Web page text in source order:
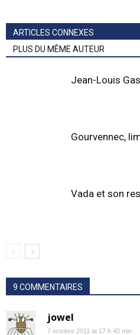
ARTICLES CONNEXES
PLUS DU MÊME AUTEUR
Jean-Louis
Gourvennec,
Vada et son
9 COMMENTAIRES
jowel
7 octobre 2011 at 17 h 40 min